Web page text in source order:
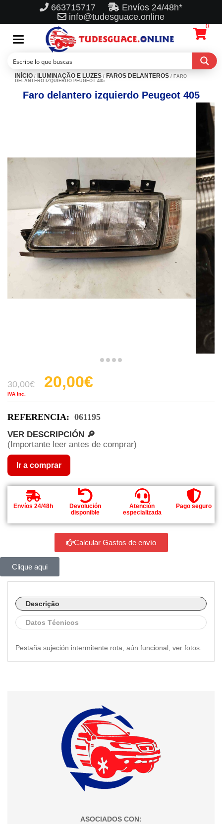
663715717
Envíos 24/48h*
info@tudesguace.online
Toggle
navigation
0
INÍCIO / ILUMINAÇÃO E LUZES / FAROS DELANTEROS / FARO
DELANTERO IZQUIERDO PEUGEOT 405
Faro delantero izquierdo Peugeot 405
30,00€ 20,00€
IVA Inc.
REFERENCIA: 061195
VER DESCRIPCIÓN 🔎
(Importante leer antes de comprar)
Ir a comprar
Envíos 24/48h
Devolución
disponible
Atención
especializada
Pago seguro
Calcular Gastos de envío
Clique aqui
Descrição
Datos Técnicos
Pestaña sujeción intermitente rota, aún funcional, ver fotos.
ASOCIADOS CON: